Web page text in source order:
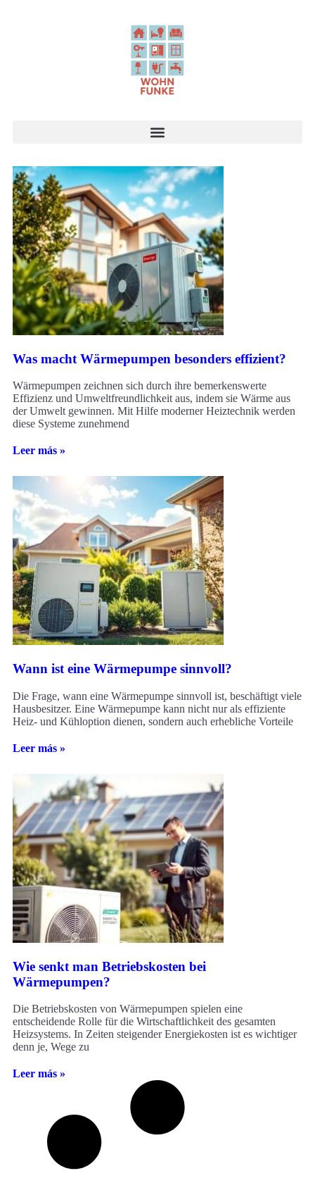
Was macht Wärmepumpen besonders effizient?
Wärmepumpen zeichnen sich durch ihre bemerkenswerte
Effizienz und Umweltfreundlichkeit aus, indem sie Wärme aus
der Umwelt gewinnen. Mit Hilfe moderner Heiztechnik werden
diese Systeme zunehmend
Leer más »
Wann ist eine Wärmepumpe sinnvoll?
Die Frage, wann eine Wärmepumpe sinnvoll ist, beschäftigt viele
Hausbesitzer. Eine Wärmepumpe kann nicht nur als effiziente
Heiz- und Kühloption dienen, sondern auch erhebliche Vorteile
Leer más »
Wie senkt man Betriebskosten bei
Wärmepumpen?
Die Betriebskosten von Wärmepumpen spielen eine
entscheidende Rolle für die Wirtschaftlichkeit des gesamten
Heizsystems. In Zeiten steigender Energiekosten ist es wichtiger
denn je, Wege zu
Leer más »